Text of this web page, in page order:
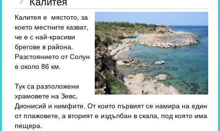
Калитея е мястото, за
което местните казват,
че е с най-красиви
брегове в района.
Разстоянието от Солун
е около 86 км.
Тук са разположени
храмовете на Зевс,
Дионисий и нимфите. От които първият се намира на един
от плажовете, а вторият е издълбан в скала, под която има
пещера.